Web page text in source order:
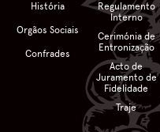
História
Orgãos Sociais
Confrades
Regulamento
Interno
Cerimónia de
Entronização
Acto de
Juramento de
Fidelidade
Traje